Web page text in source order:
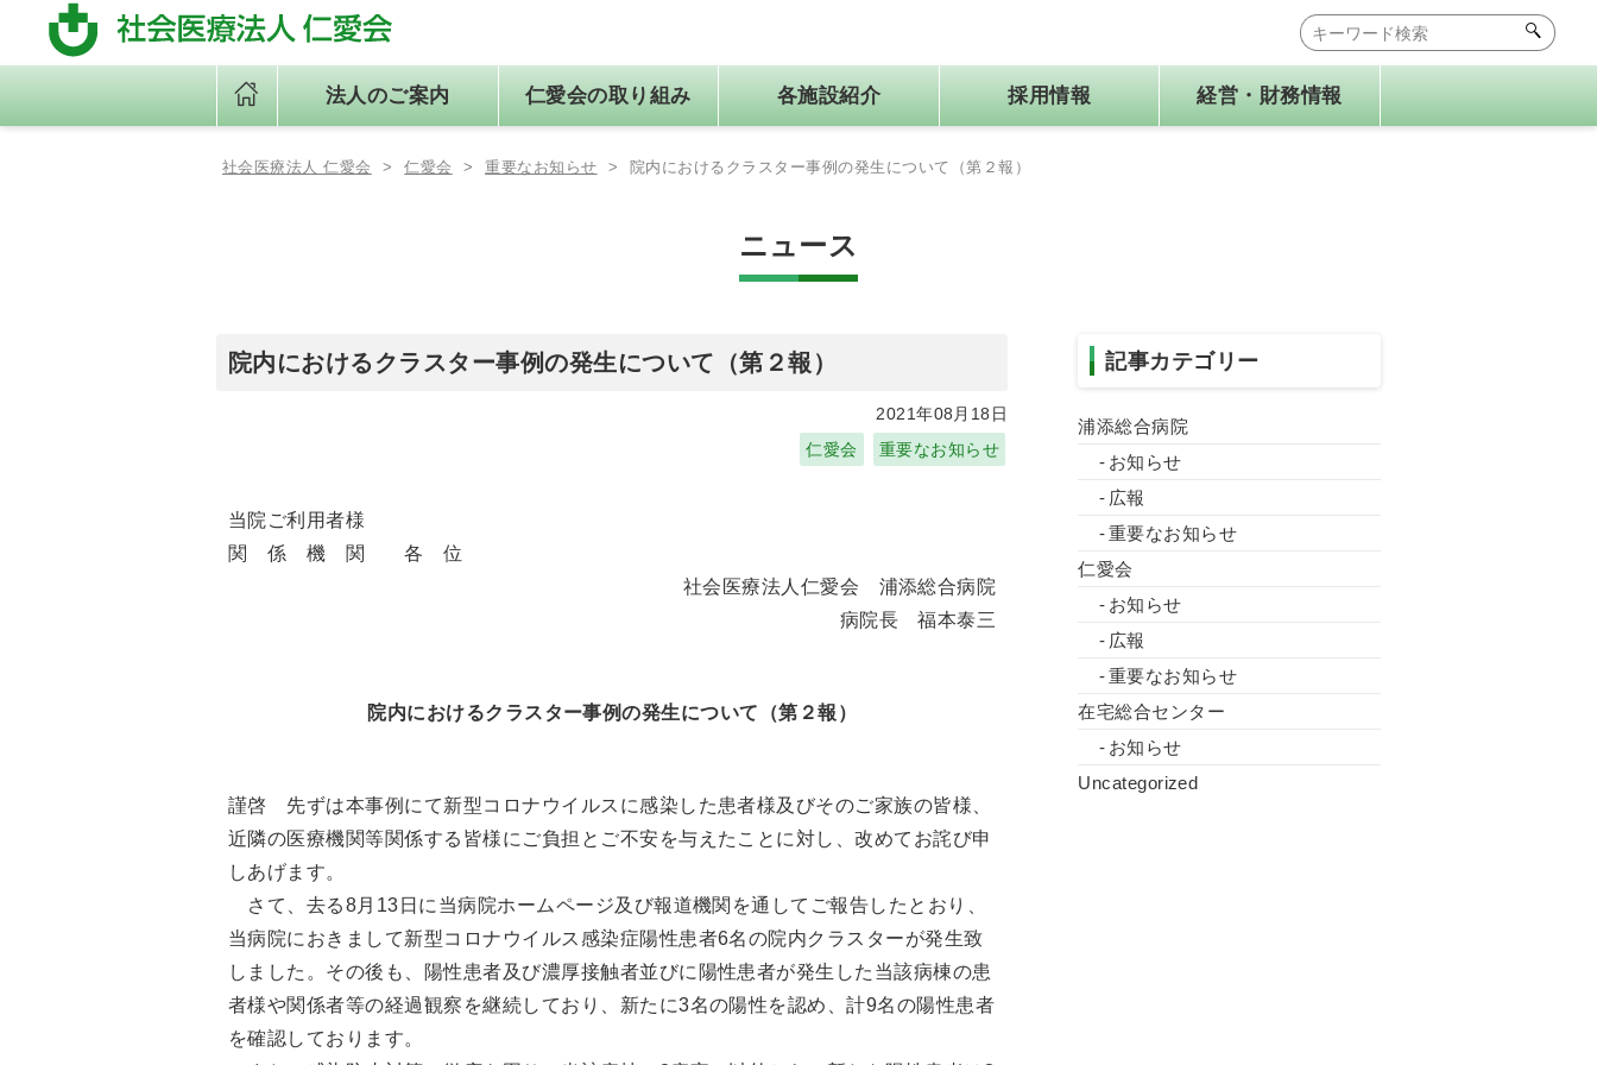
法人のご案内
法人のご案内
個人情報保護方針
仁愛会の取り組み
仁愛会の取り組み
ワークライフバランスの確立 社会医療法人 仁愛会医報
各施設紹介
各施設紹介
在宅総合センター
採用情報 経営・財務情報
社会医療法人 仁愛会 > 仁愛会 > 重要なお知らせ > 院内におけるクラスター事例の発生について（第２報）
ニュース
院内におけるクラスター事例の発生について（第２報）
2021年08月18日
仁愛会
重要なお知らせ
当院ご利用者様
関 係 機 関 各 位
社会医療法人仁愛会 浦添総合病院
病院長 福本泰三
院内におけるクラスター事例の発生について（第２報）
謹啓 先ずは本事例にて新型コロナウイルスに感染した患者様及びそのご家族の皆様、
近隣の医療機関等関係する皆様にご負担とご不安を与えたことに対し、改めてお詫び申
しあげます。
さて、去る8月13日に当病院ホームページ及び報道機関を通してご報告したとおり、
当病院におきまして新型コロナウイルス感染症陽性患者6名の院内クラスターが発生致
しました。その後も、陽性患者及び濃厚接触者並びに陽性患者が発生した当該病棟の患
者様や関係者等の経過観察を継続しており、新たに3名の陽性を認め、計9名の陽性患者
を確認しております。
記事カテゴリー
浦添総合病院
お知らせ
広報
重要なお知らせ
仁愛会
お知らせ
広報
重要なお知らせ
在宅総合センター
お知らせ
Uncategorized